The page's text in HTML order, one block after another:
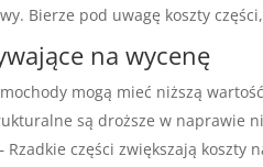
Bierze pod uwagę koszty
na wycenę
mogą mieć niższą
są droższe w naprawie
Rzadkie części zwiększają koszty